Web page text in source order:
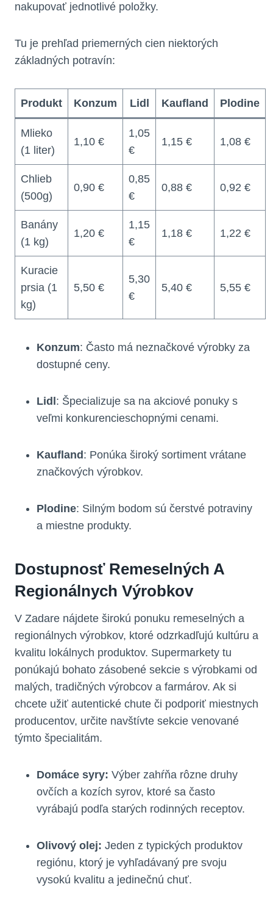
nakupovať jednotlivé položky.
Tu je prehľad priemerných cien niektorých
základných potravín:
Produkt Konzum Lidl Kaufland Plodine
Mlieko
(1 liter)
1,10 €
1,05
€
1,15 € 1,08 €
Chlieb
(500g)
0,90 €
0,85
€
0,88 € 0,92 €
Banány
(1 kg)
1,20 €
1,15
€
1,18 € 1,22 €
Kuracie
prsia (1
kg)
5,50 €
5,30
€
5,40 € 5,55 €
Konzum: Často má neznačkové výrobky za
dostupné ceny.
Lidl: Špecializuje sa na akciové ponuky s
veľmi konkurencieschopnými cenami.
Kaufland: Ponúka široký sortiment vrátane
značkových výrobkov.
Plodine: Silným bodom sú čerstvé potraviny
a miestne produkty.
Dostupnosť Remeselných A
Regionálnych Výrobkov
V Zadare nájdete širokú ponuku remeselných a
regionálnych výrobkov, ktoré odzrkadľujú kultúru a
kvalitu lokálnych produktov. Supermarkety tu
ponúkajú bohato zásobené sekcie s výrobkami od
malých, tradičných výrobcov a farmárov. Ak si
chcete užiť autentické chute či podporiť miestnych
producentov, určite navštívte sekcie venované
týmto špecialitám.
Domáce syry: Výber zahŕňa rôzne druhy
ovčích a kozích syrov, ktoré sa často
vyrábajú podľa starých rodinných receptov.
Olivový olej: Jeden z typických produktov
regiónu, ktorý je vyhľadávaný pre svoju
vysokú kvalitu a jedinečnú chuť.